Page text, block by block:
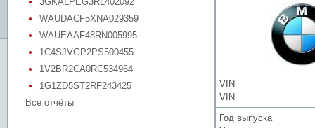
WAUDACF5XNA029359
WAUEAAF48RN005995
1C4SJVGP2PS500455
1V2BR2CA0RC534964
1G1ZD5ST2RF243425
Все отчёты
VIN
VIN
Год выпуска